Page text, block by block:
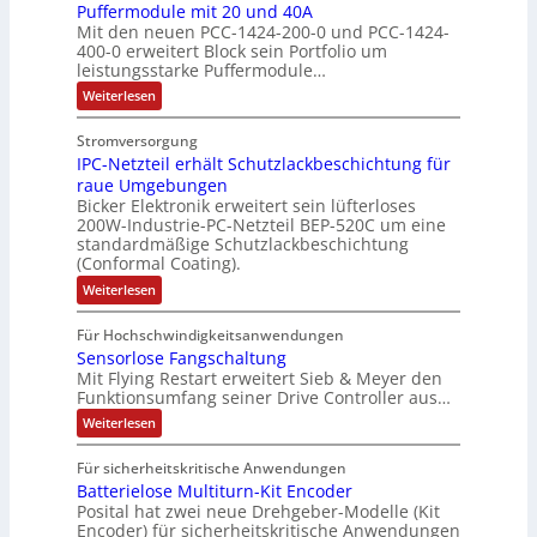
h
m
e
,
g
p
r
ä
g
t
d
u
r
c
h
d
a
s
A
u
s
e
m
V
o
r
s
a
n
d
d
e
s
V
D
M
A
E
l
e
t
r
i
s
e
b
e
s
ä
t
i
g
e
n
J
a
h
r
s
z
i
e
l
e
e
t
i
n
g
e
i
t
e
r
b
i
S
P
N
k
t
u
r
f
e
h
l
e
n
4
,
3
M
i
l
l
i
o
e
n
A
r
b
e
i
t
l
A
b
o
u
t
A
u
t
o
m
a
t
i
o
e
x
a
n
d
i
e
Puffermodule mit 20 und 40A
Mit den neuen PCC-1424-200-0 und PCC-1424-
400-0 erweitert Block sein Portfolio um
leistungsstarke Puffermodule…
Weiterlesen:
P
f
f
e
r
m
o
d
u
l
e
m
i
t
2
u
n
d
4
0
Stromversorgung
IPC-Netzteil erhält Schutzlackbeschichtung für
raue Umgebungen
Bicker Elektronik erweitert sein lüfterloses
200W-Industrie-PC-Netzteil BEP-520C um eine
standardmäßige Schutzlackbeschichtung
(Conformal Coating).
Weiterlesen:
I
C
-
N
e
t
z
t
i
l
e
r
Für Hochschwindigkeitsanwendungen
Sensorlose Fangschaltung
Mit Flying Restart erweitert Sieb & Meyer den
Funktionsumfang seiner Drive Controller aus…
Weiterlesen:
S
n
s
o
r
Für sicherheitskritische Anwendungen
Batterielose Multiturn-Kit Encoder
Posital hat zwei neue Drehgeber-Modelle (Kit
Encoder) für sicherheitskritische Anwendungen